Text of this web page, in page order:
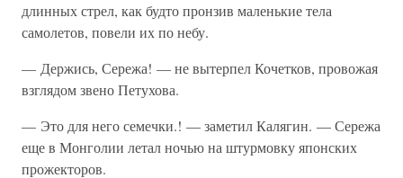
длинных стрел, как будто пронзив маленькие тела
самолетов, повели их по небу.
— Держись, Сережа! — не вытерпел Кочетков, провожая
взглядом звено Петухова.
— Это для него семечки.! — заметил Калягин. — Сережа
еще в Монголии летал ночью на штурмовку японских
прожекторов.